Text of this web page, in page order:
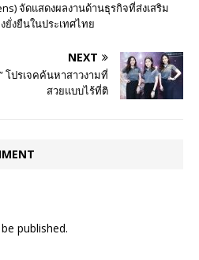
จัดแสดงผลงานด้านธุรกิจที่ส่งเสริม
งยืนในประเทศไทย
NEXT
โปรเจคค้นหาสาวงามที่
สวยแบบไร้ที่ติ
published.